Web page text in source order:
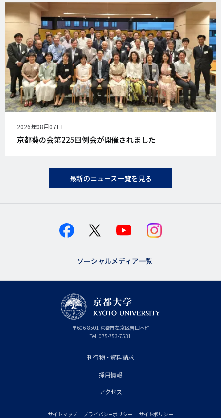
公
開
日
2026年08月07日
京都葵の会第225回例会が開催されました
最新のニュース一覧を見る
ソーシャルメディア一覧
〒606-8501 京
都
府
京都市左京区吉田本町
Tel: 075-753-7531
刊行物・資料請求
採用情報
アクセス
サイトマップ プライバシーポリシー サイトポリシー